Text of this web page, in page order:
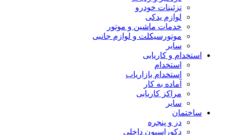
تزئینات خودرو
لوازم یدکی
خدمات ماشین و موتور
موتورسیکلت و لوازم جانبی
سایر
استخدام و کاریابی
استخدام
استخدام بازاریاب
آماده به کار
مراکز کاریابی
سایر
ساختمان
در و پنجره
دکوراسیون داخلی